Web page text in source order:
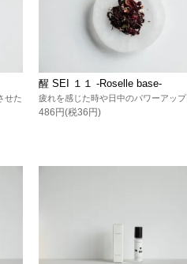
せた
醒 SEI １１ -Roselle base-
疲れを感じた時や日中のパワーアップ
486円(税36円)